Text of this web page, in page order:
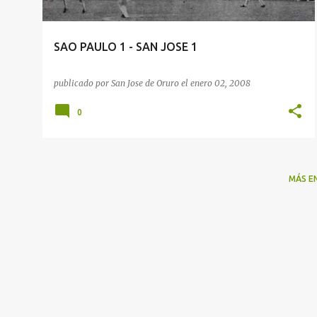
d
SAO PAULO 1 - SAN JOSE 1
publicado por San Jose de Oruro el enero 02, 2008
0
MÁS